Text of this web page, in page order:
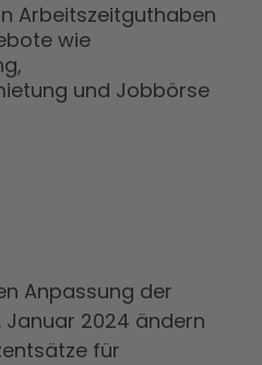
Arbeitszeitguthaben
wie
und Jobbörse
Anpassung der
Januar 2024 ändern
für